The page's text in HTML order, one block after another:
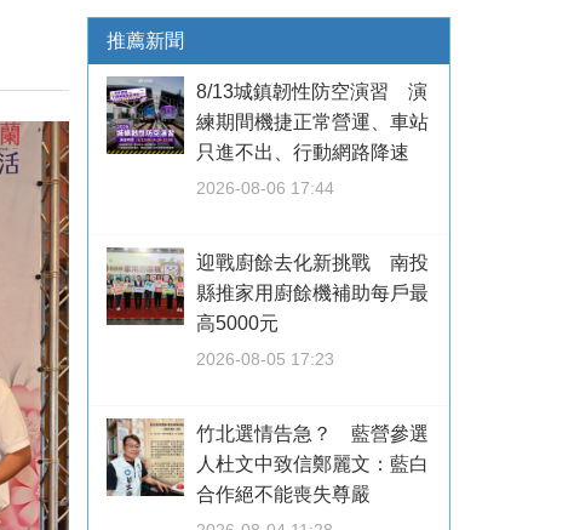
推薦新聞
8/13城鎮韌性防空演習 演
練期間機捷正常營運、車站
只進不出、行動網路降速
2026-08-06 17:44
迎戰廚餘去化新挑戰 南投
縣推家用廚餘機補助每戶最
高5000元
2026-08-05 17:23
竹北選情告急？ 藍營參選
人杜文中致信鄭麗文：藍白
合作絕不能喪失尊嚴